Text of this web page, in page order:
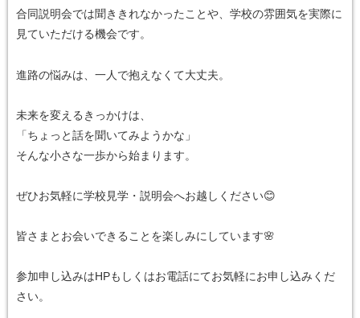
合同説明会では聞ききれなかったことや、学校の雰囲気を実際に
見ていただける機会です。
進路の悩みは、一人で抱えなくて大丈夫。
未来を変えるきっかけは、
「ちょっと話を聞いてみようかな」
そんな小さな一歩から始まります。
ぜひお気軽に学校見学・説明会へお越しください😊
皆さまとお会いできることを楽しみにしています🌸
参加申し込みはHPもしくはお電話にてお気軽にお申し込みくだ
さい。